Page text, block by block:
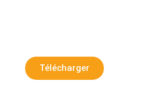
Télécharger